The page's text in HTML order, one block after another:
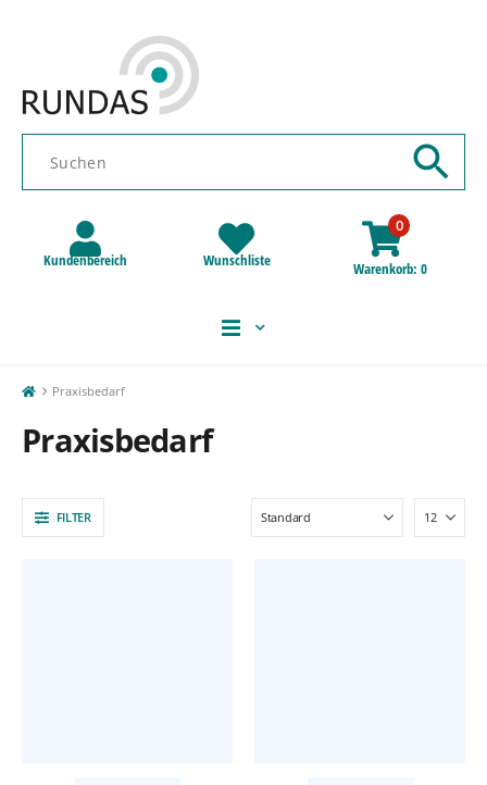
Kundenbereich Wunschliste
0
Warenkorb 0
Praxisbedarf
Praxisbedarf
FILTER